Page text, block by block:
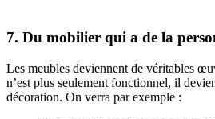
7. Du mobilier qui a de la
Les meubles deviennent de véritables
n’est plus seulement fonctionnel, il
décoration. On verra par exemple :